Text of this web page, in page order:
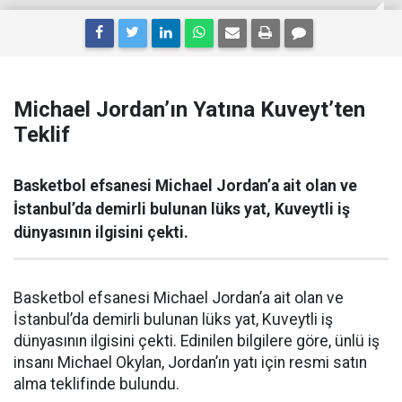
Michael Jordan’ın Yatına Kuveyt’ten
Teklif
Basketbol efsanesi Michael Jordan’a ait olan ve
İstanbul’da demirli bulunan lüks yat, Kuveytli iş
dünyasının ilgisini çekti.
Basketbol efsanesi Michael Jordan’a ait olan ve
İstanbul’da demirli bulunan lüks yat, Kuveytli iş
dünyasının ilgisini çekti. Edinilen bilgilere göre, ünlü iş
insanı Michael Okylan, Jordan’ın yatı için resmi satın
alma teklifinde bulundu.